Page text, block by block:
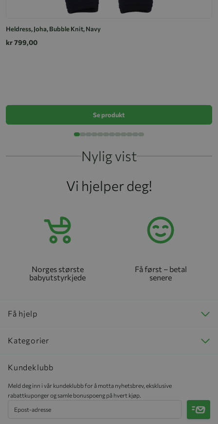
Heldress, Joha, Bubble Knit, Navy
kr 799,00
Se produkt
Nylig vist
Vi hjelper deg!
Norges største
babyutstyrkjede
Få først – betal
senere
Få hjelp
Kategorier
Kundeklubb
Meld deg inn i vår kundeklubb for å motta nyhetsbrev, eksklusive
rabattkuponger og samle bonuspoeng på hvert kjøp.
Meld